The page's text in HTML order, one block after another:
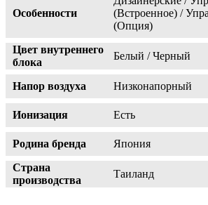
Особенности
(Встроенное) /
(Опция)
Цвет внутреннего
блока
Белый / Черный
Напор воздуха Низконапорный
Ионизация Есть
Родина бренда
Япония
Страна
производства
Таиланд